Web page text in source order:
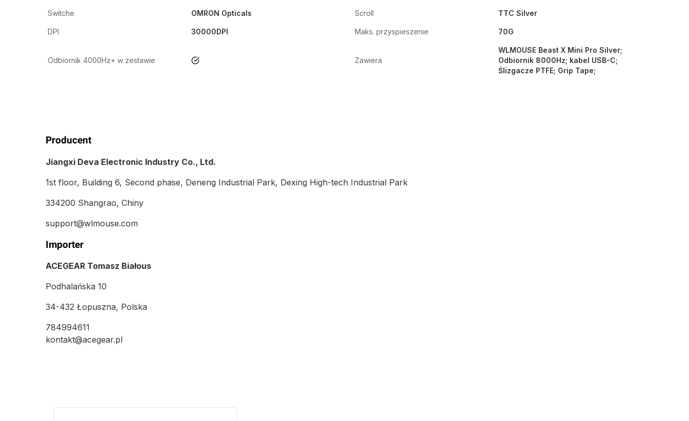
Switche OMRON Opticals Scroll TTC Silver
DPI 30000DPI Maks. przyspieszenie 70G
Odbiornik 4000Hz+ w zestawie tak Zawiera
WLMOUSE Beast X Mini Pro Silver;
Odbiornik 8000Hz; kabel USB-C;
Ślizgacze PTFE; Grip Tape;
Producent
Jiangxi Deva Electronic Industry Co., Ltd.
1st floor, Building 6, Second phase, Deneng Industrial Park, Dexing High-tech Industrial Park
334200 Shangrao, Chiny
support@wlmouse.com
Importer
ACEGEAR Tomasz Białous
Podhalańska 10
34-432 Łopuszna, Polska
784994611
kontakt@acegear.pl